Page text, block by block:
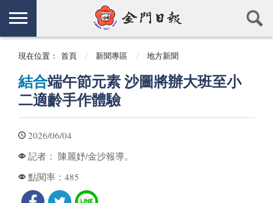
現在位置： 首頁 新聞專區 地方新聞
結合端午節元素 沙圖將辦大班至小
二適齡手作體驗
2026/06/04
記者： 陳麗妤/金沙報導。
點閱率： 485